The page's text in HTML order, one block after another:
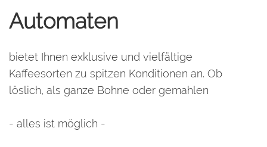
Automaten
bietet Ihnen exklusive und vielfältige
Kaffeesorten zu spitzen Konditionen an. Ob
löslich, als ganze Bohne oder gemahlen
- alles ist möglich -